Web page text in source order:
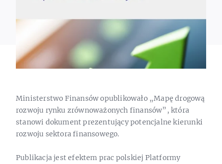
Ministerstwo Finansów opublikowało „Mapę drogową
rozwoju rynku zrównoważonych finansów”, która
stanowi dokument prezentujący potencjalne kierunki
rozwoju sektora finansowego.
Publikacja jest efektem prac polskiej Platformy